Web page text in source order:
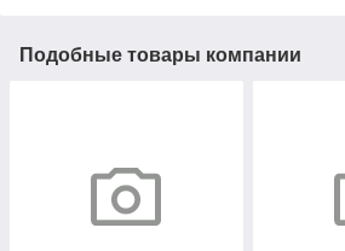
Подобные товары компании